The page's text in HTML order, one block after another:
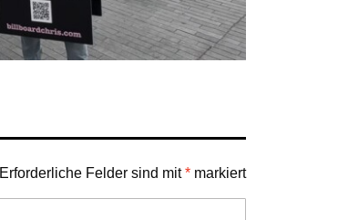
Erforderliche Felder sind mit* markiert